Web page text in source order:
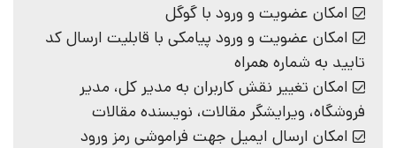
امکان عضویت و ورود با گوگل
امکان عضویت و ورود پیامکی با قابلیت ارسال کد
تایید به شماره همراه
امکان تغییر نقش کاربران به مدیر کل، مدیر
فروشگاه، ویرایشگر مقالات، نویسنده مقالات
امکان ارسال ایمیل جهت فراموشی رمز ورود